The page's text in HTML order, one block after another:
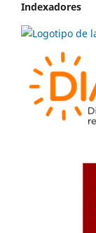
Indexadores